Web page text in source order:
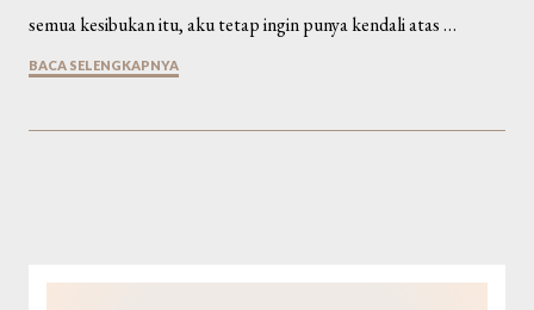
semua kesibukan itu, aku tetap ingin punya kendali atas …
BACA SELENGKAPNYA